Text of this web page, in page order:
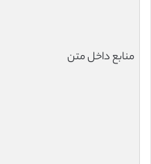
منابع داخل متن